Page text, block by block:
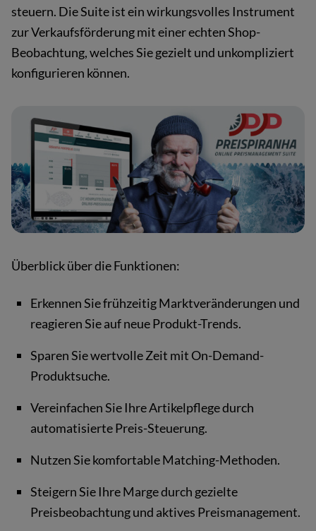
steuern. Die Suite ist ein wirkungsvolles Instrument
zur Verkaufsförderung mit einer echten Shop-
Beobachtung, welches Sie gezielt und unkompliziert
konfigurieren können.
Überblick über die Funktionen:
Erkennen Sie frühzeitig Marktveränderungen und
reagieren Sie auf neue Produkt-Trends.
Sparen Sie wertvolle Zeit mit On-Demand-
Produktsuche.
Vereinfachen Sie Ihre Artikelpflege durch
automatisierte Preis-Steuerung.
Nutzen Sie komfortable Matching-Methoden.
Steigern Sie Ihre Marge durch gezielte
Preisbeobachtung und aktives Preismanagement.